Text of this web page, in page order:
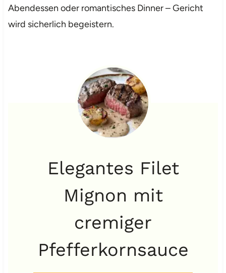
Abendessen oder romantisches Dinner – Gericht
wird sicherlich begeistern.
Elegantes Filet
Mignon mit
cremiger
Pfefferkornsauce